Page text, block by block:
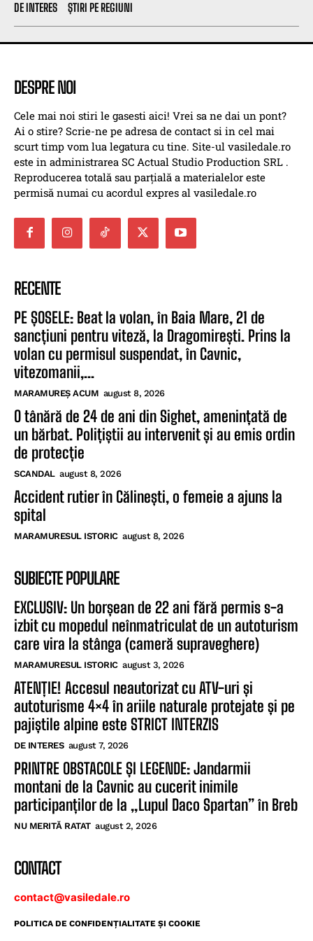
DE INTERES
ȘTIRI PE REGIUNI
DESPRE NOI
Cele mai noi stiri le gasesti aici! Vrei sa ne dai un pont?
Ai o stire? Scrie-ne pe adresa de contact si in cel mai
scurt timp vom lua legatura cu tine. Site-ul vasiledale.ro
este in administrarea SC Actual Studio Production SRL .
Reproducerea totală sau parțială a materialelor este
permisă numai cu acordul expres al vasiledale.ro
RECENTE
PE ȘOSELE: Beat la volan, în Baia Mare, 21 de
sancțiuni pentru viteză, la Dragomirești. Prins la
volan cu permisul suspendat, în Cavnic,
vitezomanii,...
MARAMUREȘ ACUM august 8, 2026
O tânără de 24 de ani din Sighet, amenințată de
un bărbat. Polițiștii au intervenit și au emis ordin
de protecție
SCANDAL august 8, 2026
Accident rutier în Călinești, o femeie a ajuns la
spital
MARAMURESUL ISTORIC august 8, 2026
SUBIECTE POPULARE
EXCLUSIV: Un borșean de 22 ani fără permis s-a
izbit cu mopedul neînmatriculat de un autoturism
care vira la stânga (cameră supraveghere)
MARAMURESUL ISTORIC august 3, 2026
ATENȚIE! Accesul neautorizat cu ATV-uri și
autoturisme 4×4 în ariile naturale protejate și pe
pajiștile alpine este STRICT INTERZIS
DE INTERES august 7, 2026
PRINTRE OBSTACOLE ȘI LEGENDE: Jandarmii
montani de la Cavnic au cucerit inimile
participanților de la „Lupul Daco Spartan” în Breb
NU MERITĂ RATAT august 2, 2026
CONTACT
contact@vasiledale.ro
POLITICA DE CONFIDENŢIALITATE ŞI COOKIE